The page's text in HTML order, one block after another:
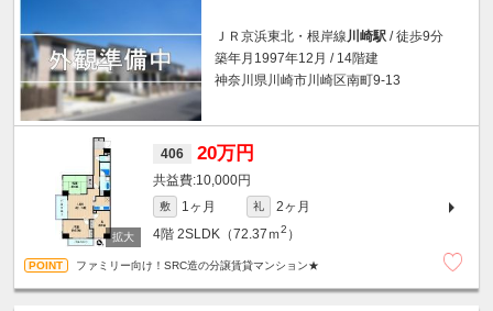
ＪＲ京浜東北・根岸線川崎駅 / 徒歩9分
築年月1997年12月 / 14階建
神奈川県川崎市川崎区南町9-13
406 20万円
10,000円
敷 1ヶ月 礼
2ヶ月
4階 2SLDK（72.37ｍ2 ）
ファミリー向け！SRC造の分譲賃貸マンション★